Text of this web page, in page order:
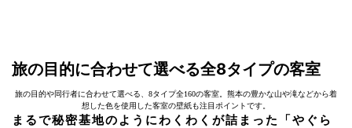
旅の目的に合わせて選べる全8タイプの客室
旅の目的や同行者に合わせて選べる、8タイプ全160の客室。熊本の豊かな山や滝などから着
想した色を使用した客室の壁紙も注目ポイントです。
まるで秘密基地のようにわくわくが詰まった「やぐら